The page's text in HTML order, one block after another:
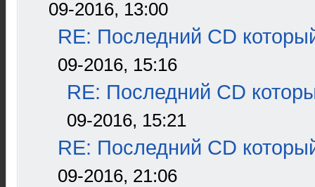
09-2016, 13:00
RE: Последний CD
09-2016, 15:16
RE: Последний CD
09-2016, 15:21
RE: Последний CD
09-2016, 21:06